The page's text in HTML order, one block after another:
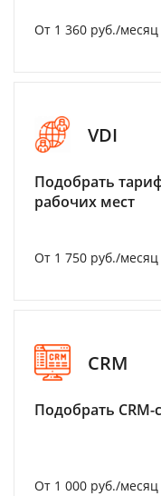
От 1 360 руб./месяц
VDI
Подобрать
рабочих мест
От 1 750 руб./месяц
CRM
Подобрать
От 1 000 руб./месяц